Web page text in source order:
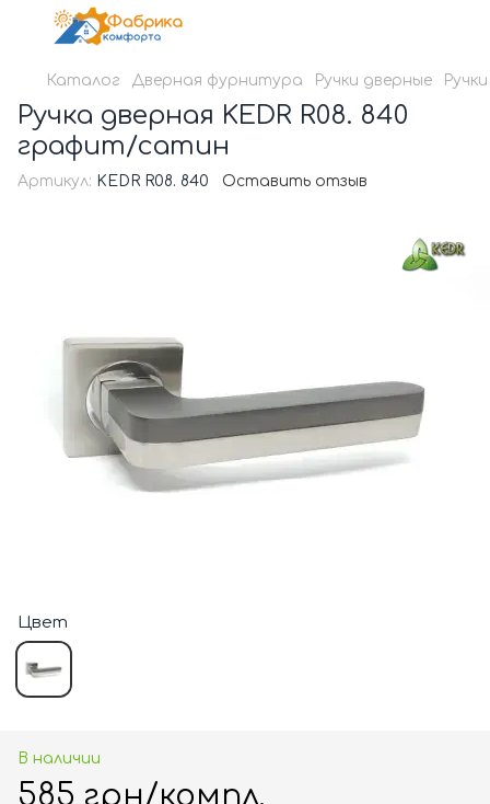
Каталог Дверная фурнитура Ручки дверные
Ручка дверная KEDR R08. 840
графит/сатин
Артикул: KEDR R08. 840 Оставить отзыв
Цвет
В наличии
585 грн/компл.